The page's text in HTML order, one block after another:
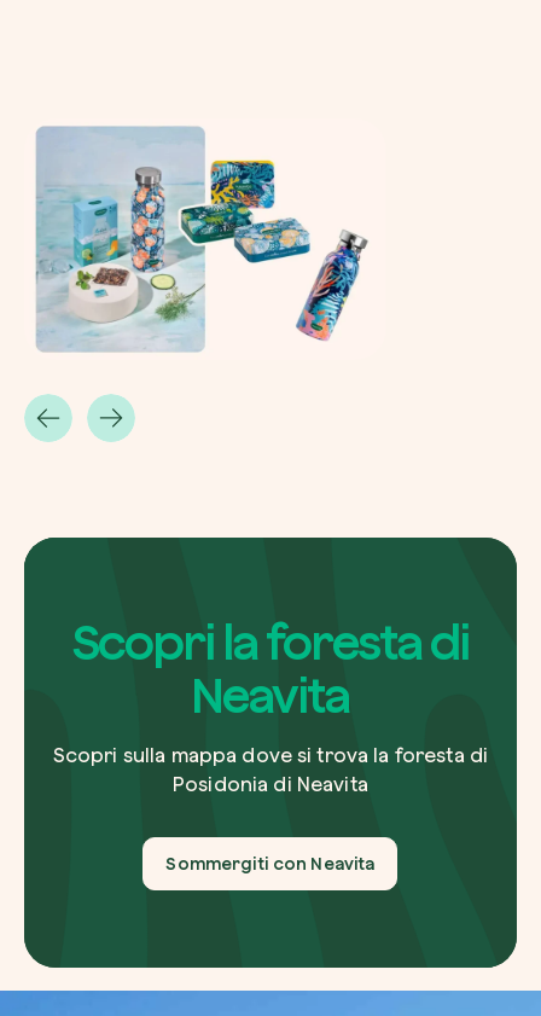
Scopri la foresta di
Neavita
Scopri sulla mappa dove si trova la foresta di
Posidonia di Neavita
Sommergiti con Neavita
Esplora la mappa
Guarda i tuoi alberi crescere dallo spazio
tecnologia satellitare.
Inizia a esplorare
Inserisci il tuo codice per riscattare un